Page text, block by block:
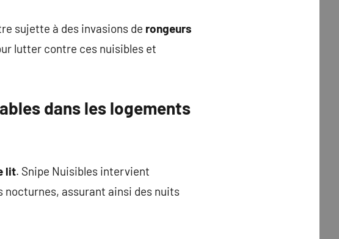
sujette à des invasions de rongeurs
lutter contre ces nuisibles et
dans les logements
lit. Snipe Nuisibles intervient
assurant ainsi des nuits